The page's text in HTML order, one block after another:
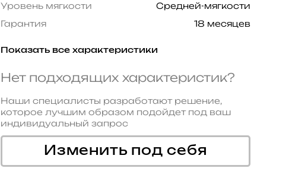
Уровень мягкости
Средней-мягкости
Гарантия
18 месяцев
Показать все характеристики
Нет подходящих характеристик?
Наши специалисты разработают решение,
которое лучшим образом подойдет под ваш
индивидуальный запрос
Изменить под себя